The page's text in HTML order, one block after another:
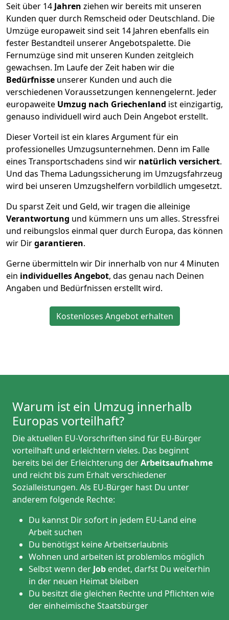
Seit über 14 Jahren ziehen wir bereits mit unseren
Kunden quer durch Remscheid oder Deutschland. Die
Umzüge europaweit sind seit 14 Jahren ebenfalls ein
fester Bestandteil unserer Angebotspalette. Die
Fernumzüge sind mit unseren Kunden zeitgleich
gewachsen. Im Laufe der Zeit haben wir die
Bedürfnisse unserer Kunden und auch die
verschiedenen Voraussetzungen kennengelernt. Jeder
europaweite Umzug nach Griechenland ist einzigartig,
genauso individuell wird auch Dein Angebot erstellt.
Dieser Vorteil ist ein klares Argument für ein
professionelles Umzugsunternehmen. Denn im Falle
eines Transportschadens sind wir natürlich versichert.
Und das Thema Ladungssicherung im Umzugsfahrzeug
wird bei unseren Umzugshelfern vorbildlich umgesetzt.
Du sparst Zeit und Geld, wir tragen die alleinige
Verantwortung und kümmern uns um alles. Stressfrei
und reibungslos einmal quer durch Europa, das können
wir Dirgarantieren.
Gerne übermitteln wir Dir innerhalb von nur4 Minuten
ein individuelles Angebot, das genau nach Deinen
Angaben und Bedürfnissen erstellt wird.
Kostenloses Angebot erhalten
Warum ist ein Umzug innerhalb
Europas vorteilhaft?
Die aktuellen EU-Vorschriften sind für EU-Bürger
vorteilhaft und erleichtern vieles. Das beginnt
bereits bei der Erleichterung derArbeitsaufnahme
und reicht bis zum Erhalt verschiedener
Sozialleistungen. Als EU-Bürger hast Du unter
anderem folgende Rechte:
Du kannst Dir sofort in jedem EU-Land eine
Arbeit suchen
Du benötigst keine Arbeitserlaubnis
Wohnen und arbeiten ist problemlos möglich
Selbst wenn der Job endet, darfst Du weiterhin
in der neuen Heimat bleiben
Du besitzt die gleichen Rechte und Pflichten wie
der einheimische Staatsbürger